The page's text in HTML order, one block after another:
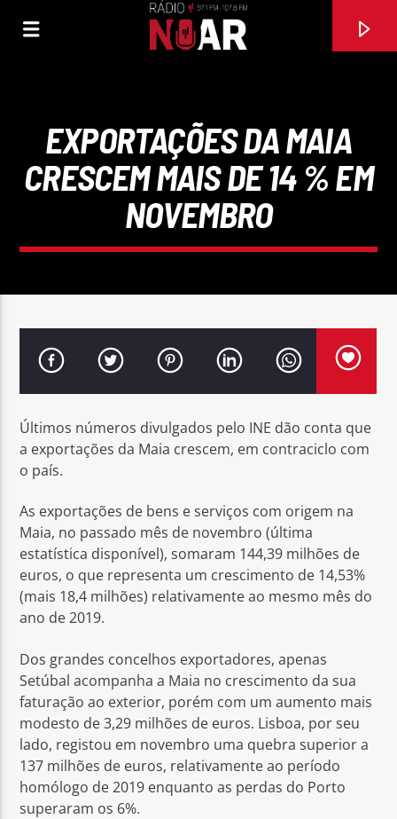
PERDIDO NA VIDA (SEM TI)
Rádio No ar
EXPORTAÇÕES DA MAIA
CRESCEM MAIS DE 14 % EM
NOVEMBRO
Últimos números divulgados pelo INE dão conta que
a exportações da Maia crescem, em contraciclo com
o país.
As exportações de bens e serviços com origem na
Maia, no passado mês de novembro (última
estatística disponível), somaram 144,39 milhões de
euros, o que representa um crescimento de 14,53%
(mais 18,4 milhões) relativamente ao mesmo mês do
ano de 2019.
Dos grandes concelhos exportadores, apenas
Setúbal acompanha a Maia no crescimento da sua
faturação ao exterior, porém com um aumento mais
modesto de 3,29 milhões de euros. Lisboa, por seu
lado, registou em novembro uma quebra superior a
137 milhões de euros, relativamente ao período
homólogo de 2019 enquanto as perdas do Porto
superaram os 6%.